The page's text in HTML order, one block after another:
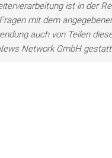
ist in der
mit dem
auch von Teilen
Network GmbH